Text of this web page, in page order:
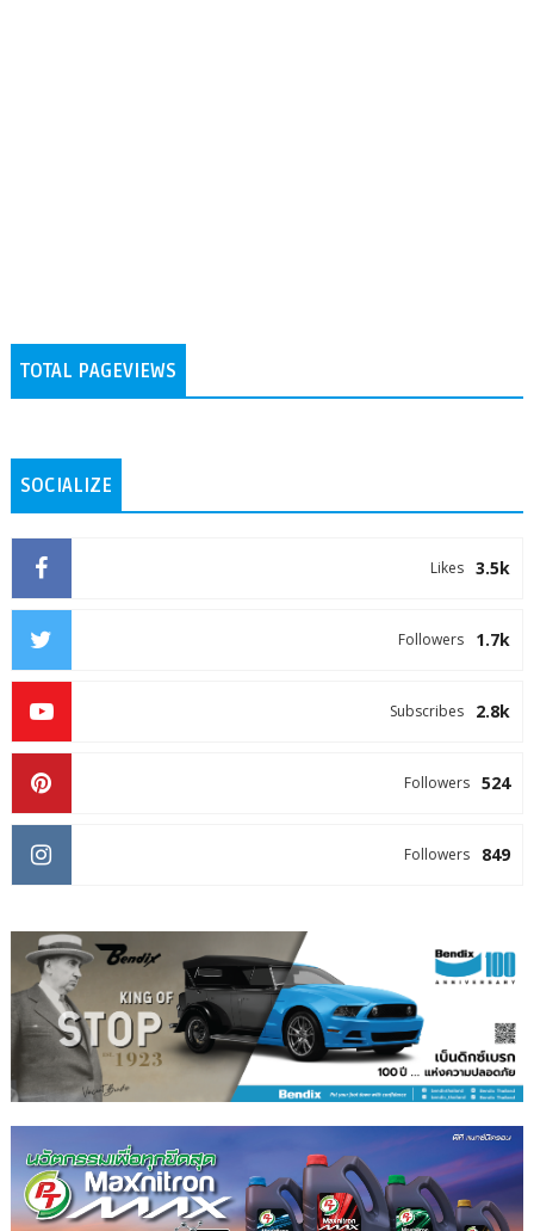
TOTAL PAGEVIEWS
SOCIALIZE
3.5k
Likes
1.7k
Followers
2.8k
Subscribes
524
Followers
849
Followers